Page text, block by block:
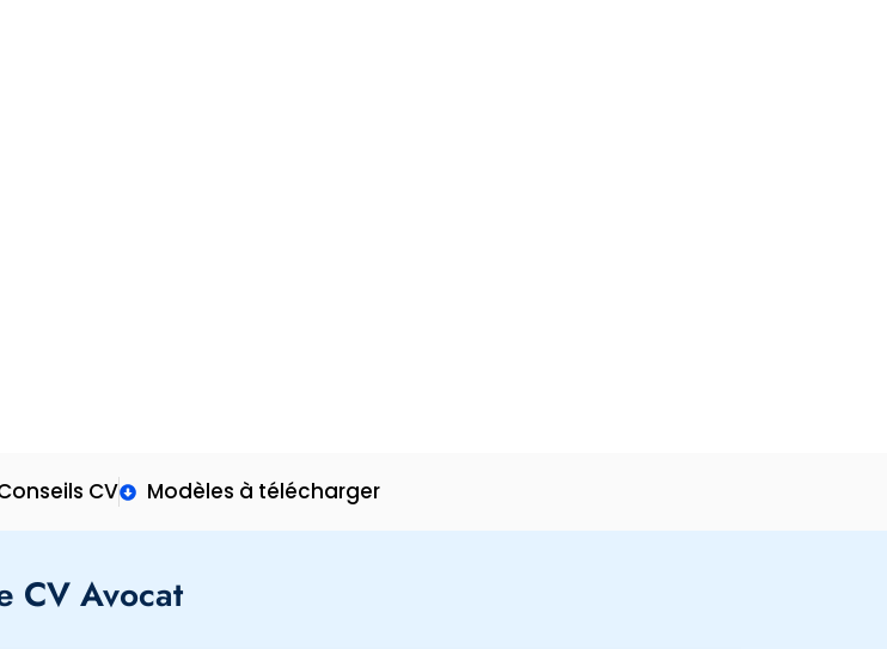
CV Modèles à télécharger
CV Avocat